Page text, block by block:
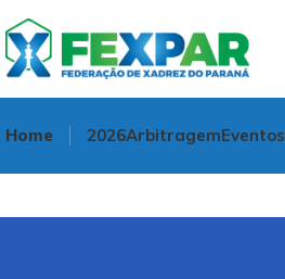
Home 2026ArbitragemEventos